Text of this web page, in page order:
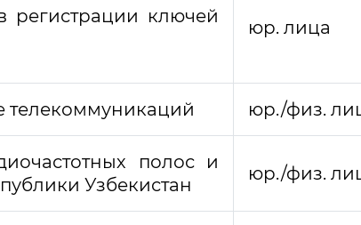
регистрации ключей
юр. лица
телекоммуникаций юр./физ.
полос и
Узбекистан
юр./физ.